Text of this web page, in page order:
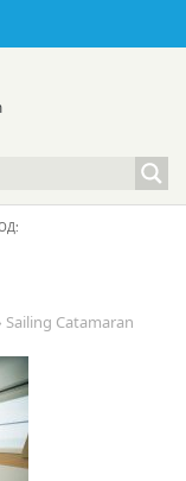
Sailing Catamaran